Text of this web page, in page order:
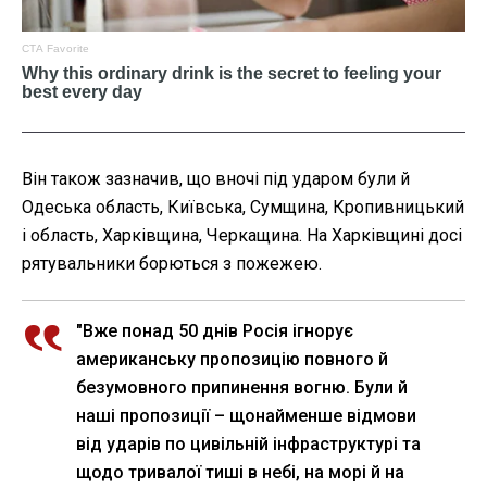
Він також зазначив, що вночі під ударом були й
Одеська область, Київська, Сумщина, Кропивницький
і область, Харківщина, Черкащина. На Харківщині досі
рятувальники борються з пожежею.
"Вже понад 50 днів Росія ігнорує
американську пропозицію повного й
безумовного припинення вогню. Були й
наші пропозиції – щонайменше відмови
від ударів по цивільній інфраструктурі та
щодо тривалої тиші в небі, на морі й на